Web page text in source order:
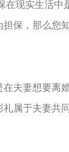
现实生活
保，那么您
夫妻想要离
属于夫妻共